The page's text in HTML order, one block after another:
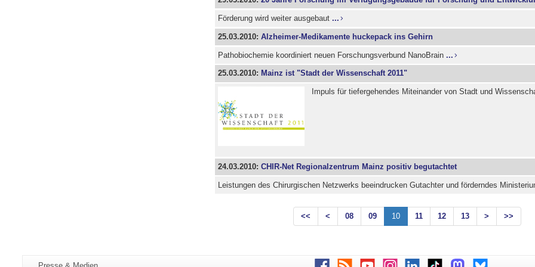
Förderung wird weiter ausgebaut ...
25.03.2010: Alzheimer-Medikamente huckepack ins Gehirn
Pathobiochemie koordiniert neuen Forschungsverbund NanoBrain ...
25.03.2010: Mainz ist "Stadt der Wissenschaft 2011"
Impuls für tiefergehendes Miteinander von Stadt und
24.03.2010: CHIR-Net Regionalzentrum Mainz positiv begutachtet
Leistungen des Chirurgischen Netzwerks beeindrucken Gutachter und förderndes
<< < 08 09 10 11 12 13 > >>
Zusätzliche
Seiten- Facebook
RSS YoutubeInstagram
LinkedInTikTokMastodonBluesky